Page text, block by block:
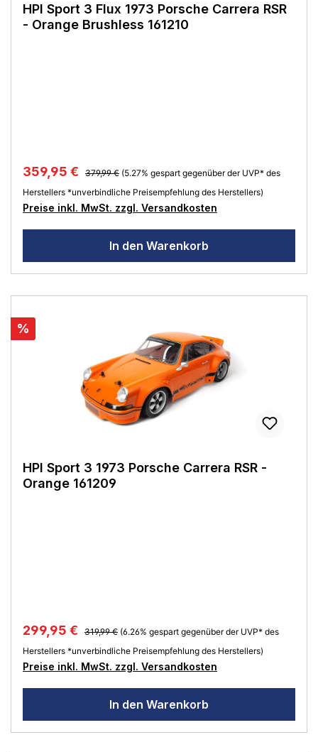
HPI Sport 3 Flux 1973 Porsche Carrera RSR
- Orange Brushless 161210
359,95 € 379,99 € (5.27% gespart gegenüber der UVP* des
Herstellers *unverbindliche Preisempfehlung des Herstellers)
Preise inkl. MwSt. zzgl. Versandkosten
In den Warenkorb
%
HPI Sport 3 1973 Porsche Carrera RSR -
Orange 161209
299,95 € 319,99 € (6.26% gespart gegenüber der UVP* des
Herstellers *unverbindliche Preisempfehlung des Herstellers)
Preise inkl. MwSt. zzgl. Versandkosten
In den Warenkorb